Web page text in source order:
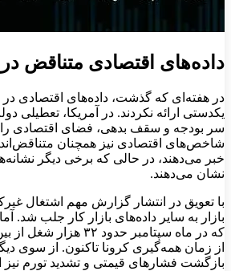
داده‌های اقتصادی متناقض
در هفته‌ای که گذشت، داده‌های اقتصادی
یکدستی ارائه نکردند. در آمریکا، تعطیلی
سر بودجه و سقف بدهی، فضای اقتصادی
شاخص‌های اقتصادی نیز همچنان
خبر می‌دهند، در حالی که برخی دیگر
نشان می‌دهند.
بازار به سایر داده‌های بازار کار جلب شد.
که در ماه سپتامبر حدود
از زمان همه‌گیری کرونا تاکنون. از سوی
بازگشت فشارهای قیمتی و تشدید تورم نیز